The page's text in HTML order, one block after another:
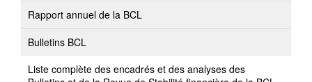
Rapport annuel de la BCL
Bulletins BCL
Liste complète des encadrés et des analyses des